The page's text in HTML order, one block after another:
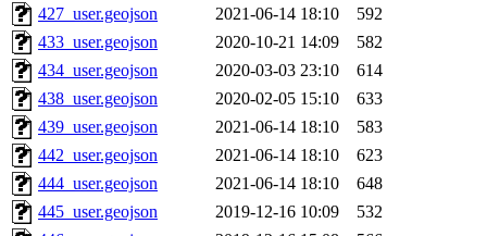
427_user.geojson
2021-06-14 18:10
592
433_user.geojson
2020-10-21 14:09
582
434_user.geojson
2020-03-03 23:10
614
438_user.geojson
2020-02-05 15:10
633
439_user.geojson
2021-06-14 18:10
583
442_user.geojson
2021-06-14 18:10
623
444_user.geojson
2021-06-14 18:10
648
445_user.geojson
2019-12-16 10:09
532